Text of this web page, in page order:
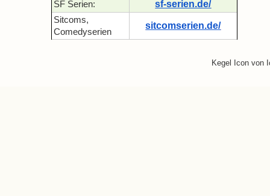
SF Serien: sf-serien.de/
Sitcoms,
Comedyserien
sitcomserien.de/
Kegel Icon von